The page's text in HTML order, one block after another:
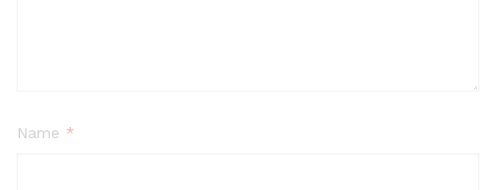
Name *